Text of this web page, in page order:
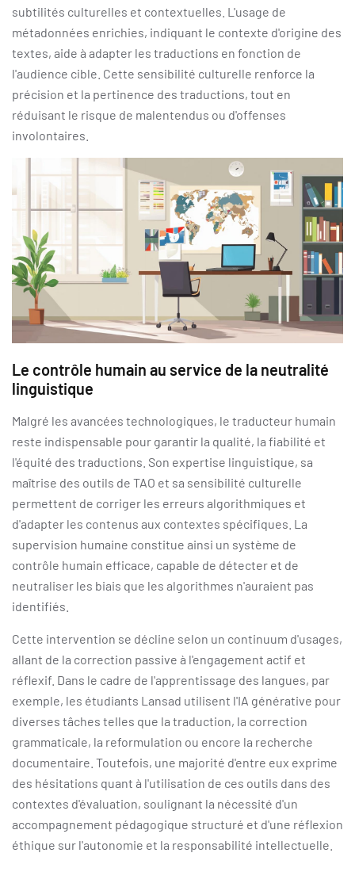
subtilités culturelles et contextuelles. L'usage de
métadonnées enrichies, indiquant le contexte d'origine des
textes, aide à adapter les traductions en fonction de
l'audience cible. Cette sensibilité culturelle renforce la
précision et la pertinence des traductions, tout en
réduisant le risque de malentendus ou d'offenses
involontaires.
Le contrôle humain au service de la neutralité
linguistique
Malgré les avancées technologiques, le traducteur humain
reste indispensable pour garantir la qualité, la fiabilité et
l'équité des traductions. Son expertise linguistique, sa
maîtrise des outils de TAO et sa sensibilité culturelle
permettent de corriger les erreurs algorithmiques et
d'adapter les contenus aux contextes spécifiques. La
supervision humaine constitue ainsi un système de
contrôle humain efficace, capable de détecter et de
neutraliser les biais que les algorithmes n'auraient pas
identifiés.
Cette intervention se décline selon un continuum d'usages,
allant de la correction passive à l'engagement actif et
réflexif. Dans le cadre de l'apprentissage des langues, par
exemple, les étudiants Lansad utilisent l'IA générative pour
diverses tâches telles que la traduction, la correction
grammaticale, la reformulation ou encore la recherche
documentaire. Toutefois, une majorité d'entre eux exprime
des hésitations quant à l'utilisation de ces outils dans des
contextes d'évaluation, soulignant la nécessité d'un
accompagnement pédagogique structuré et d'une réflexion
éthique sur l'autonomie et la responsabilité intellectuelle.